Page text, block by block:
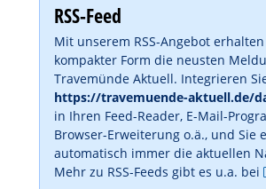
RSS-Feed
Mit unserem RSS-Angebot
kompakter Form die neusten
Travemünde Aktuell. Integrieren
https://travemuende-aktuell.de/
in Ihren Feed-Reader, E-Mail-
Browser-Erweiterung o.ä., und Sie
automatisch immer die aktuellen
Mehr zu RSS-Feeds gibt es u.a. bei